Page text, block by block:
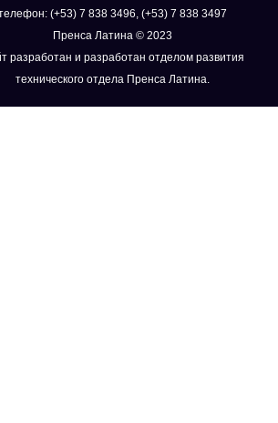
(+53) 7 838 3496, (+53) 7 838 3497
Пренса Латина © 2023
разработан и разработан отделом развития
технического отдела Пренса Латина.